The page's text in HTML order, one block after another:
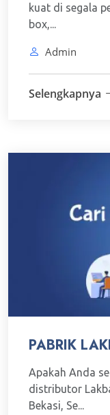
kuat di segala
box,...
Admin
Selengkapnya
PABRIK
Apakah Anda
distributor
Bekasi, Se...